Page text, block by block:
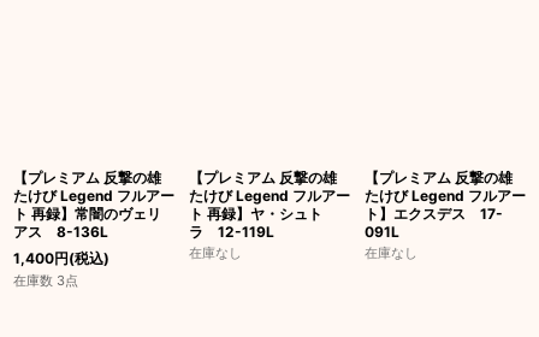
【プレミアム 反撃の雄
たけび Legend フルアー
ト 再録】常闇のヴェリ
アス 8-136L
1,400円(税込)
在庫数 3点
【プレミアム 反撃の雄
たけび Legend フルアー
ト 再録】ヤ・シュト
ラ 12-119L
在庫なし
【プレミアム 反撃の雄
たけび Legend フルアー
ト】エクスデス 17-
091L
在庫なし